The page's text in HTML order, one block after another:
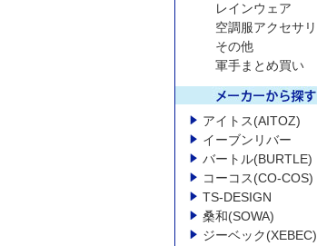
レインウェア
空調服アクセサリ
その他
軍手まとめ買い
アイトス(AITOZ)
イーブンリバー
バートル(BURTLE)
コーコス(CO-COS)
TS-DESIGN
桑和(SOWA)
ジーベック(XEBEC)